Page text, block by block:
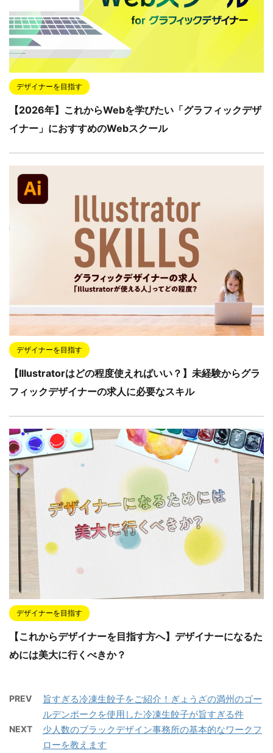
デザイナーを目指す
【2026年】これからWebを学びたい「グラフィックデザ
イナー」におすすめのWebスクール
デザイナーを目指す
【Illustratorはどの程度使えればいい？】未経験からグラ
フィックデザイナーの求人に必要なスキル
デザイナーを目指す
【これからデザイナーを目指す方へ】デザイナーになるた
めには美大に行くべきか？
PREV
旨すぎる冷凍生餃子をご紹介！ぎょうざの満州のゴー
ルデンポークを使用した冷凍生餃子が旨すぎる件
NEXT
少人数のブラックデザイン事務所の基本的なワークフ
ローを教えます